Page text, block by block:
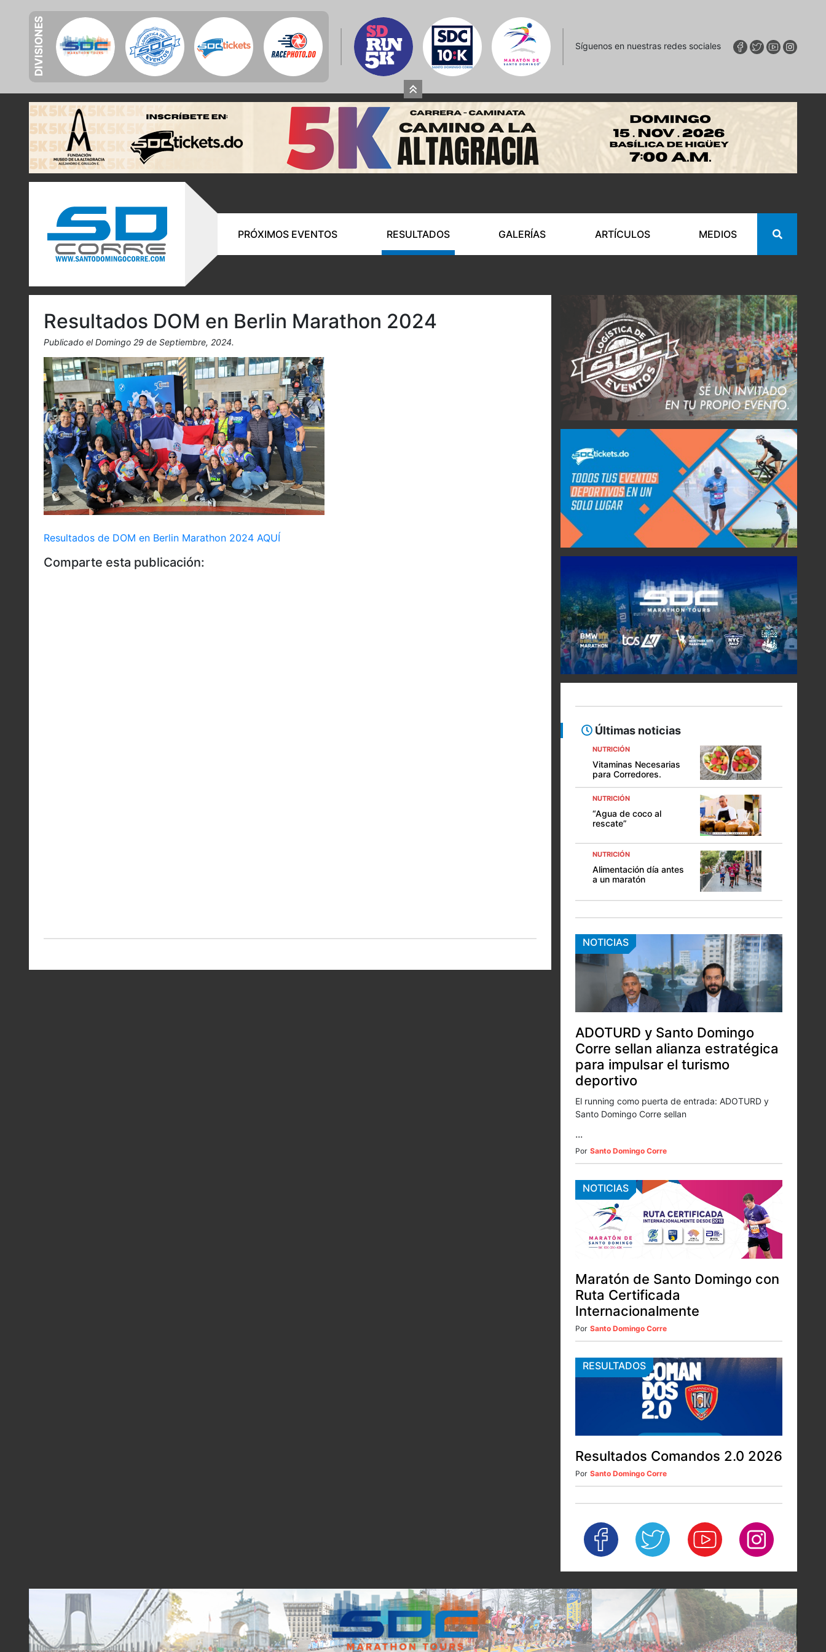
DIVISIONES Síguenos en nuestras redes sociales
PRÓXIMOS EVENTOS RESULTADOS GALERÍAS ARTÍCULOS MEDIOS
Resultados DOM en Berlin Marathon 2024
Publicado el Domingo 29 de Septiembre, 2024.
Resultados de DOM en Berlin Marathon 2024 AQUÍ
Comparte esta publicación:
Últimas noticias
NUTRICIÓN
Vitaminas Necesarias
para Corredores.
NUTRICIÓN
“Agua de coco al
rescate”
NUTRICIÓN
Alimentación día antes
a un maratón
NOTICIAS
ADOTURD y Santo Domingo
Corre sellan alianza estratégica
para impulsar el turismo
deportivo
El running como puerta de entrada: ADOTURD y
Santo Domingo Corre sellan
...
Por Santo Domingo Corre
NOTICIAS
Maratón de Santo Domingo con
Ruta Certificada
Internacionalmente
Por Santo Domingo Corre
RESULTADOS
Resultados Comandos 2.0 2026
Por Santo Domingo Corre